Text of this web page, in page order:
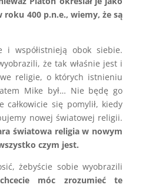
400 p.n.e., wiemy, że są
i współistnieją obok siebie.
że tak właśnie jest i
religie, o których istnieniu
Mike był… Nie będę go
całkowicie się pomylił, kiedy
nowej światowej religii.
światowa religia w nowym
czym jest.
żebyście sobie wyobrazili
móc zrozumieć te